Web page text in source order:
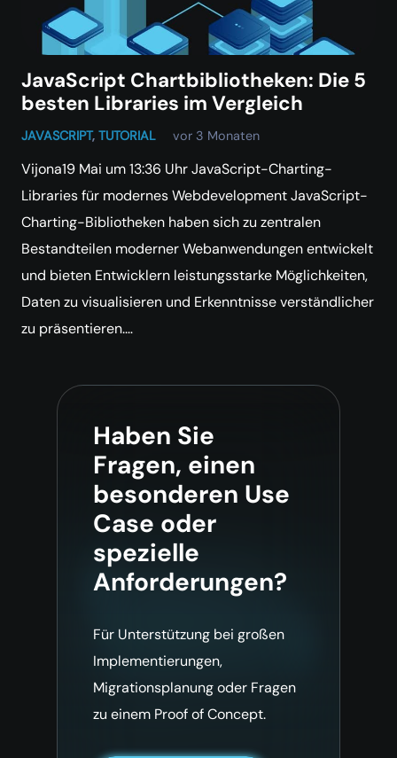
JavaScript Chartbibliotheken: Die 5
besten Libraries im Vergleich
JAVASCRIPT, TUTORIAL vor 3 Monaten
Vijona19 Mai um 13:36 Uhr JavaScript-Charting-
Libraries für modernes Webdevelopment JavaScript-
Charting-Bibliotheken haben sich zu zentralen
Bestandteilen moderner Webanwendungen entwickelt
und bieten Entwicklern leistungsstarke Möglichkeiten,
Daten zu visualisieren und Erkenntnisse verständlicher
zu präsentieren.…
Haben Sie
Fragen, einen
besonderen Use
Case oder
spezielle
Anforderungen?
Für Unterstützung bei großen
Implementierungen,
Migrationsplanung oder Fragen
zu einem Proof of Concept.